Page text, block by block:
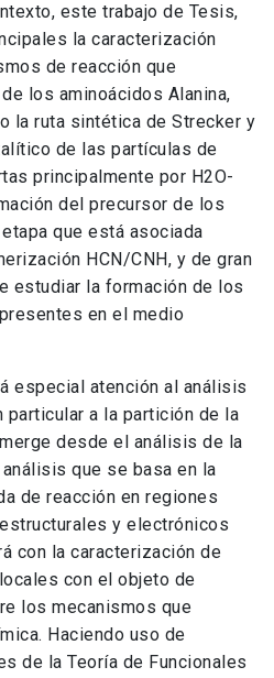
este trabajo de Tesis,
la caracterización
de reacción que
los aminoácidos Alanina,
la ruta sintética de Strecker y
de las partículas de
principalmente por H2O-
del precursor de los
que está asociada
HCN/CNH, y de gran
estudiar la formación de los
en el medio
especial atención al análisis
a la partición de la
desde el análisis de la
que se basa en la
de reacción en regiones
y electrónicos
con la caracterización de
con el objeto de
los mecanismos que
Haciendo uso de
de la Teoría de Funcionales